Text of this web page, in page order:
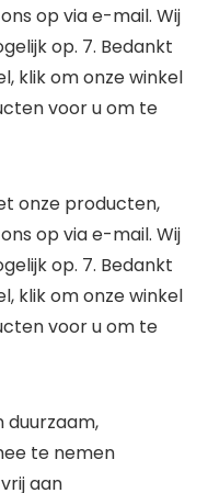
op via e-mail. Wij
op. 7. Bedankt
klik om onze winkel
voor u om te
onze producten,
op via e-mail. Wij
op. 7. Bedankt
klik om onze winkel
voor u om te
te nemen
aan